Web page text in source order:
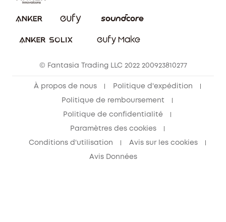
Annuler la commande
© Fantasia Trading LLC 2022 200923810277
À propos de nous Politique d'expédition
Politique de remboursement
Politique de confidentialité
Paramètres des cookies
Conditions d'utilisation Avis sur les cookies
Avis Données